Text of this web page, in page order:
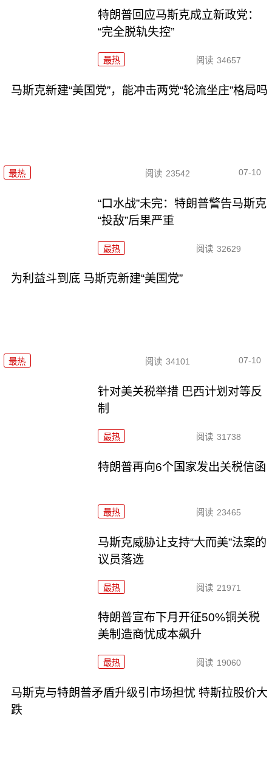
特朗普回应马斯克成立新政党：
“完全脱轨失控”
最热 阅读 34657
马斯克新建“美国党”，能冲击两党“轮流坐庄”格局吗
最热 阅读 23542 07-10
“口水战”未完：特朗普警告马斯克
“投敌”后果严重
最热 阅读 32629
为利益斗到底 马斯克新建“美国党”
最热 阅读 34101 07-10
针对美关税举措 巴西计划对等反
制
最热 阅读 31738
特朗普再向6个国家发出关税信函
最热 阅读 23465
马斯克威胁让支持“大而美”法案的
议员落选
最热 阅读 21971
特朗普宣布下月开征50%铜关税
美制造商忧成本飙升
最热 阅读 19060
马斯克与特朗普矛盾升级引市场担忧 特斯拉股价大
跌